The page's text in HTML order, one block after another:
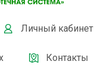
Личный кабинет
Контакты